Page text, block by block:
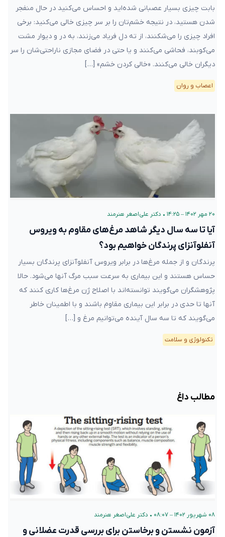
بابت چیزی بسیار عصبانی شده‌اید و احساس می‌کنید در حال منفجر
شدن هستید، در نتیجه خشم‌تان را بر سر چیزی خالی می‌کنید: برخی
افراد چیزی را می‌شکنند، از ته دل فریاد می‌زنند، به در و دیوار مشت
می‌کوبند، فحاشی می‌کنند و یا حتی در فضای مجازی ناراحتی‌شان را سر
دیگران خالی می‌کنند. «خالی کردن خشم» […]
اعصاب و روان
۲۰ مهر ۱۴۰۲ – ۱۴:۲۵ • دکتر علی‌اصغر هنرمند
آیا تا سه سال دیگر شاهد مرغ‌های مقاوم به ویروس
آنفلوآنزای پرندگان خواهیم بود؟
پرندگان و از جمله مرغ‌ها در برابر ویروس آنفلوآنزای پرندگان بسیار
حساس هستند و این بیماری به سرعت سبب مرگ آنها می‌شود. حالا
پژوهشگران می‌گویند توانسته‌اند با اصلاح ژن مرغ‌ها کاری کنند که
آنها تا حدی در برابر این بیماری مقاوم باشند و با اطمینان خاطر
می‌گویند که تا سه سال آینده می‌توانیم مرغ و […]
تکنولوژی و سلامت
مطالب داغ
۰۸ شهریور ۱۴۰۲ – ۰۸:۰۷ • دکتر علی‌اصغر هنرمند
آزمون نشستن و برخاستن برای بررسی قدرت عضلانی و